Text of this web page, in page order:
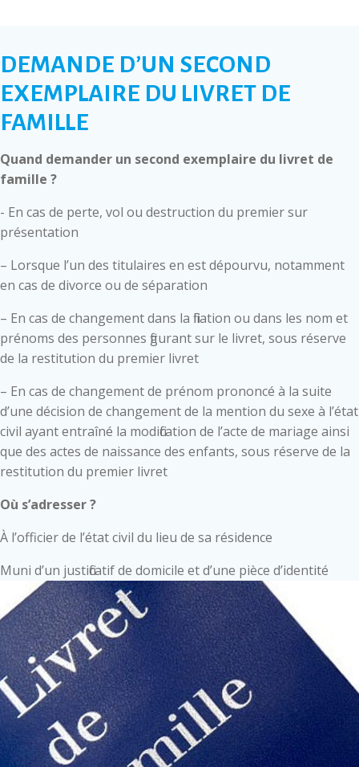
DEMANDE D’UN SECOND
EXEMPLAIRE DU LIVRET DE
FAMILLE
Quand demander un second exemplaire du livret de
famille ?
- En cas de perte, vol ou destruction du premier sur
présentation
– Lorsque l’un des titulaires en est dépourvu, notamment
en cas de divorce ou de séparation
– En cas de changement dans la filiation ou dans les nom et
prénoms des personnes figurant sur le livret, sous réserve
de la restitution du premier livret
– En cas de changement de prénom prononcé à la suite
d’une décision de changement de la mention du sexe à l’état
civil ayant entraîné la modification de l’acte de mariage ainsi
que des actes de naissance des enfants, sous réserve de la
restitution du premier livret
Où s’adresser ?
À l’officier de l’état civil du lieu de sa résidence
Muni d’un justificatif de domicile et d’une pièce d’identité